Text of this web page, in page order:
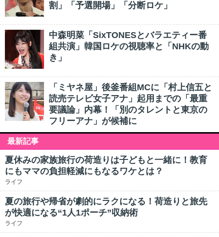
割」「予選開場」「分断ロケ」
中森明菜「SixTONESとバラエティー番
組共演」韓国ロケの視聴率と「NHKの動
き」
「ミヤネ屋」後釜番組MCに「村上信五と
読売テレビ女子アナ」起用までの「最重
要議論」内幕！「別のタレントと東京の
フリーアナ」が候補に
最新記事
夏休みの家族旅行の荷造りは子どもと一緒に！教育
にもママの負担軽減にもなるワケとは？
ライフ
夏の旅行や帰省が劇的にラクになる！荷造りと旅先
が快適になる“1人1ポーチ”収納術
ライフ